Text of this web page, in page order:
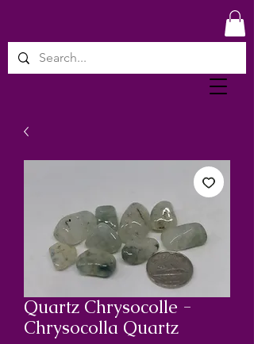
Quartz Chrysocolle -
Chrysocolla Quartz